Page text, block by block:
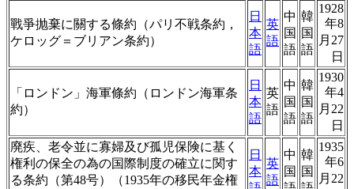
戰爭抛棄に關する條約（パリ不戦条約，
ケロッグ＝ブリアン条約）
日
本
語
英
語
中
国
語
韓
国
語
1928
年8
月27
日
「ロンドン」海軍條約（ロンドン海軍条
約）
日
本
語
英
語
中
国
語
韓
国
語
1930
年4
月22
日
廃疾、老令並に寡婦及び孤児保険に基く
権利の保全の為の国際制度の確立に関す
る条約（第48号）（1935年の移民年金権
日
本
英
語
中
国
韓
国
1935
年6
月22